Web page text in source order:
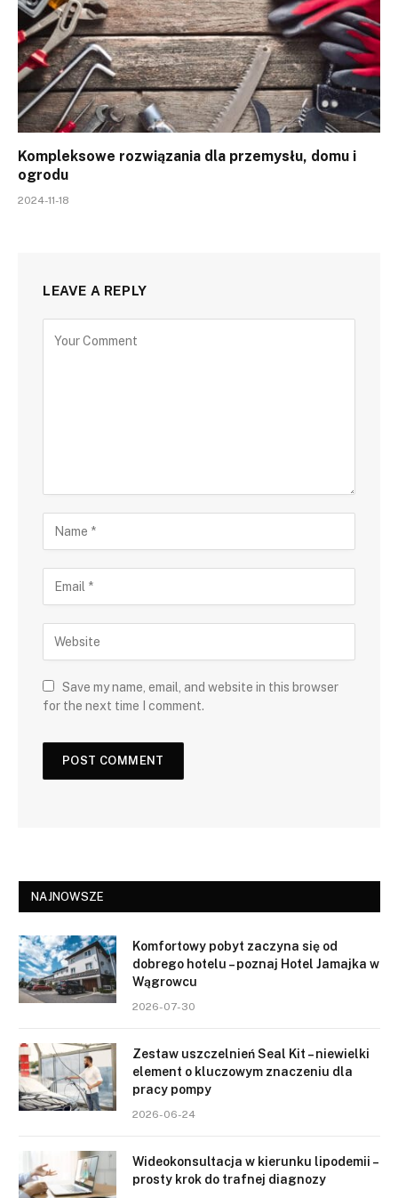
Kompleksowe rozwiązania dla przemysłu, domu i
ogrodu
2024-11-18
LEAVE A REPLY
Save my name, email, and website in this browser
for the next time I comment.
NAJNOWSZE
Komfortowy pobyt zaczyna się od
dobrego hotelu – poznaj Hotel Jamajka w
Wągrowcu
2026-07-30
Zestaw uszczelnień Seal Kit – niewielki
element o kluczowym znaczeniu dla
pracy pompy
2026-06-24
Wideokonsultacja w kierunku lipodemii –
prosty krok do trafnej diagnozy